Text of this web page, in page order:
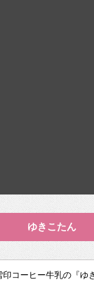
ゆきこたん
印コーヒー牛乳の『ゆ